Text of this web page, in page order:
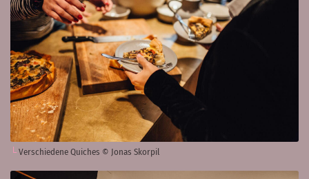
Verschiedene Quiches © Jonas Skorpil